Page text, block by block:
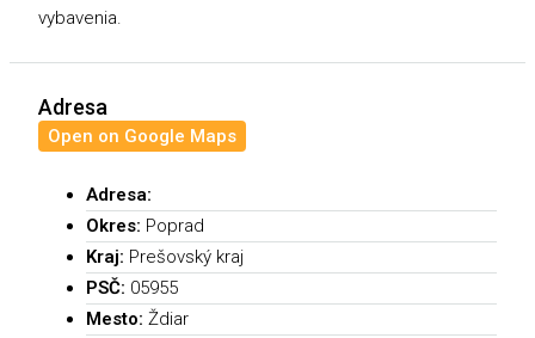
vybavenia.
Adresa
Open on Google Maps
Adresa:
Okres: Poprad
Kraj: Prešovský kraj
PSČ: 05955
Mesto: Ždiar